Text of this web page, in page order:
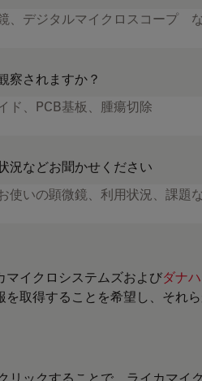
察されますか？
況などお聞かせください
マイクロシステムズおよびダナ
を取得することを希望し、それ
リックすることで、ライカマイ